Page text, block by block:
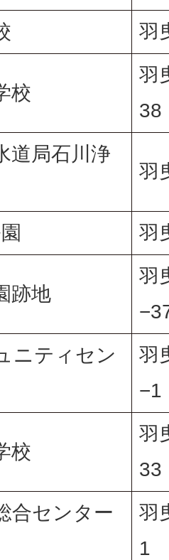
羽
校
羽
38
道局石川浄
羽
羽
跡地
羽
ニティセン
羽
−1
校
羽
33
合センター
羽
1